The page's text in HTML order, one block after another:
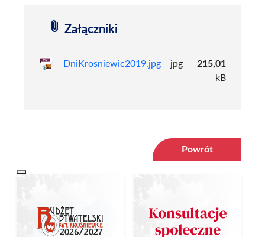
attach_file Załączniki
DniKrosniewic2019.jpg jpg
215,01
kB
Powrót